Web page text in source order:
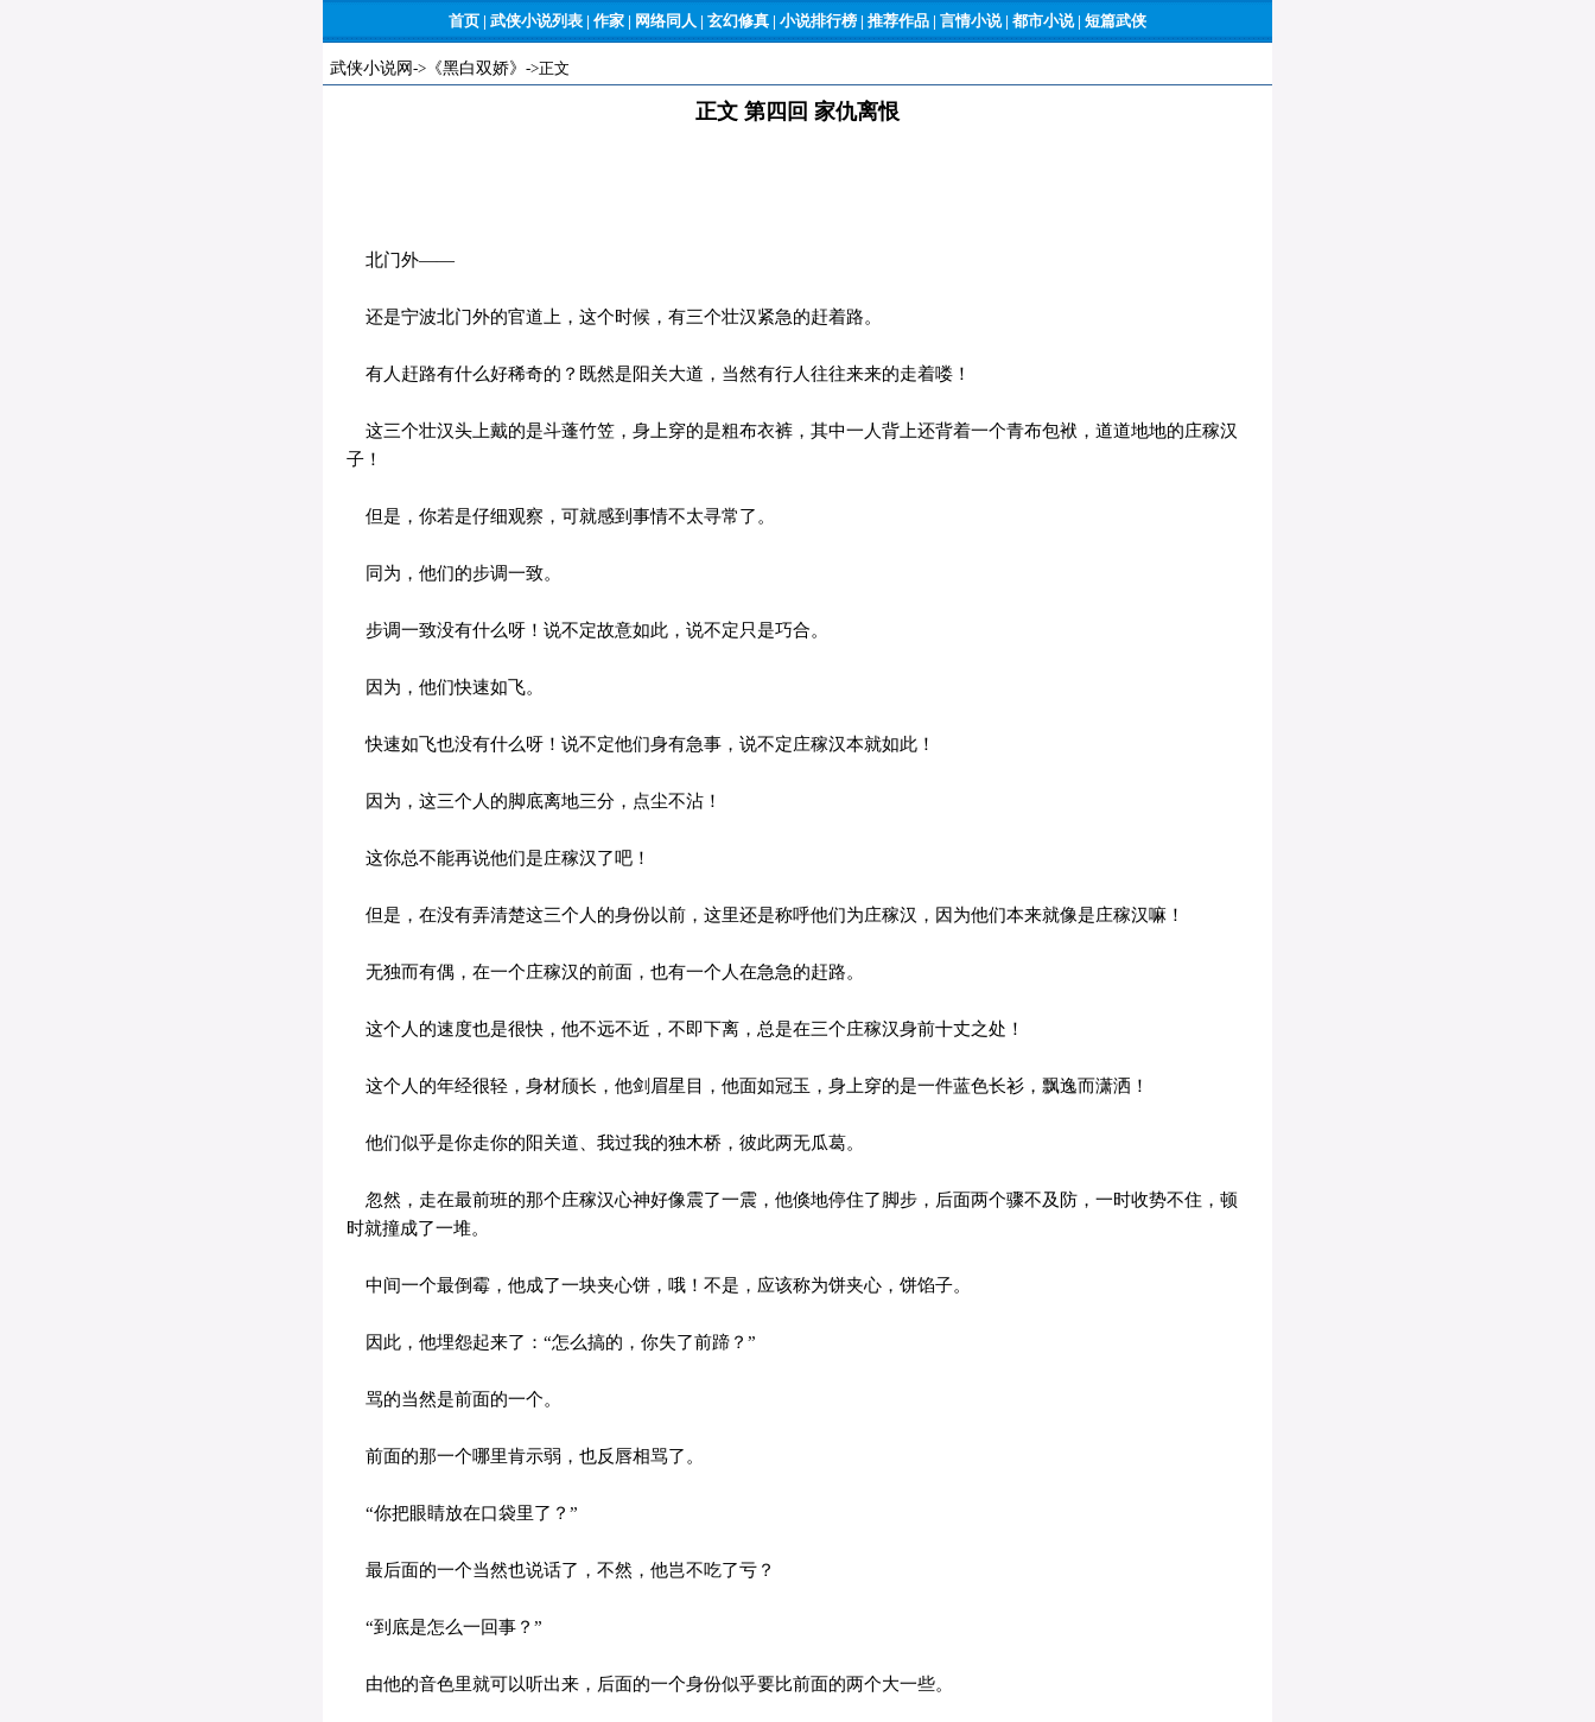
首页 | 武侠小说列表 | 作家 | 网络同人 | 玄幻修真 | 小说排行榜 | 推荐作品 | 言情小说| 都市小说 | 短篇武侠
武侠小说网 -> 《黑白双娇》 ->正文
正文 第四回 家仇离恨
北门外——
还是宁波北门外的官道上，这个时候，有三个壮汉紧急的赶着路。
有人赶路有什么好稀奇的？既然是阳关大道，当然有行人往往来来的走着喽！
这三个壮汉头上戴的是斗蓬竹笠，身上穿的是粗布衣裤，其中一人背上还背着一个青布包袱，道道地地的庄稼汉
子！
但是，你若是仔细观察，可就感到事情不太寻常了。
同为，他们的步调一致。
步调一致没有什么呀！说不定故意如此，说不定只是巧合。
因为，他们快速如飞。
快速如飞也没有什么呀！说不定他们身有急事，说不定庄稼汉本就如此！
因为，这三个人的脚底离地三分，点尘不沾！
这你总不能再说他们是庄稼汉了吧！
但是，在没有弄清楚这三个人的身份以前，这里还是称呼他们为庄稼汉，因为他们本来就像是庄稼汉嘛！
无独而有偶，在一个庄稼汉的前面，也有一个人在急急的赶路。
这个人的速度也是很快，他不远不近，不即下离，总是在三个庄稼汉身前十丈之处！
这个人的年经很轻，身材颀长，他剑眉星目，他面如冠玉，身上穿的是一件蓝色长衫，飘逸而潇洒！
他们似乎是你走你的阳关道、我过我的独木桥，彼此两无瓜葛。
忽然，走在最前班的那个庄稼汉心神好像震了一震，他倏地停住了脚步，后面两个骤不及防，一时收势不住，顿
时就撞成了一堆。
中间一个最倒霉，他成了一块夹心饼，哦！不是，应该称为饼夹心，饼馅子。
因此，他埋怨起来了：“怎么搞的，你失了前蹄？”
骂的当然是前面的一个。
前面的那一个哪里肯示弱，也反唇相骂了。
“你把眼睛放在口袋里了？”
最后面的一个当然也说话了，不然，他岂不吃了亏？
“到底是怎么一回事？”
由他的音色里就可以听出来，后面的一个身份似乎要比前面的两个大一些。